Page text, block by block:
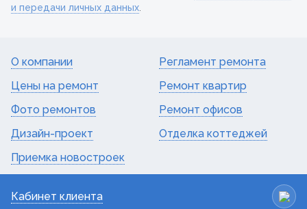
и передачи личных данных
О компании
Цены на ремонт
Фото ремонтов
Дизайн-проект
Приемка новостроек
Регламент ремонта
Ремонт квартир
Ремонт офисов
Отделка коттеджей
Кабинет клиента